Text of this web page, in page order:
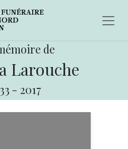
de
Larouche
- 2017